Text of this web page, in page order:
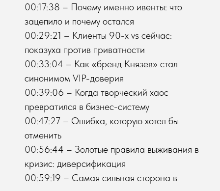
00:17:38 – Почему именно ивенты: что
зацепило и почему остался
00:29:21 – Клиенты 90-х vs сейчас:
показуха против приватности
00:33:04 – Как «бренд Князев» стал
синонимом VIP-доверия
00:39:06 – Когда творческий хаос
превратился в бизнес-систему
00:47:27 – Ошибка, которую хотел бы
отменить
00:56:44 – Золотые правила выживания в
кризис: диверсификация
00:59:19 – Самая сильная сторона в